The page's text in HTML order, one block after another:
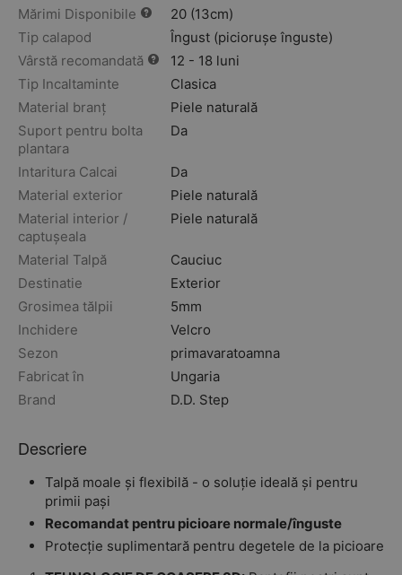
Mărimi Disponibile
20 (13cm)
Tip calapod
Îngust (piciorușe înguste)
Vârstă recomandată
12 - 18 luni
Tip Incaltaminte
Clasica
Material branț
Piele naturală
Suport pentru bolta
plantara
Da
Intaritura Calcai
Da
Material exterior
Piele naturală
Material interior /
captușeala
Piele naturală
Material Talpă
Cauciuc
Destinatie
Exterior
Grosimea tălpii
5mm
Inchidere
Velcro
Sezon
primavaratoamna
Fabricat în
Ungaria
Brand
D.D. Step
Descriere
Talpă moale și flexibilă - o soluție ideală și pentru
primii pași
Recomandat pentru picioare normale/înguste
Protecție suplimentară pentru degetele de la picioare